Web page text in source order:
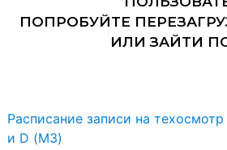
Расписание записи на
и D (M3)